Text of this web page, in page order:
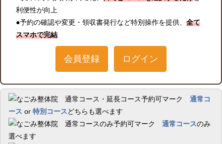
利便性が向上
●予約の確認や変更・領収書発行など特別操作を提供、 全て
スマホで完結
会員登録 ログイン
通常コ
ース or 特別コースどちらも選べます
通常コースのみ
選べます